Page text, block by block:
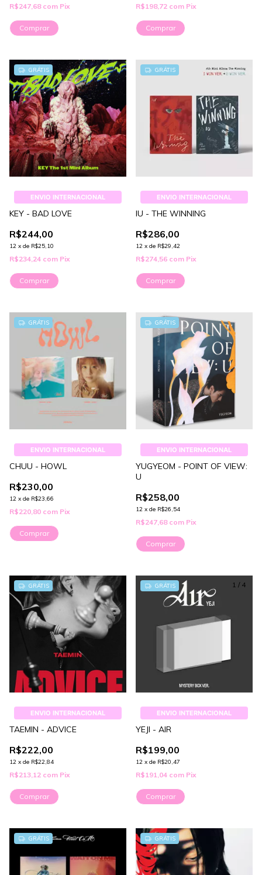
R$247,68 com Pix
Comprar
R$198,72 com Pix
Comprar
GRÁTIS
ENVIO INTERNACIONAL
KEY - BAD LOVE
R$244,00
12 x de R$25,10
R$234,24 com Pix
Comprar
GRÁTIS
ENVIO INTERNACIONAL
IU - THE WINNING
R$286,00
12 x de R$29,42
R$274,56 com Pix
Comprar
GRÁTIS
ENVIO INTERNACIONAL
CHUU - HOWL
R$230,00
12 x de R$23,66
R$220,80 com Pix
Comprar
GRÁTIS
ENVIO INTERNACIONAL
YUGYEOM - POINT OF VIEW:
U
R$258,00
12 x de R$26,54
R$247,68 com Pix
GRÁTIS
ENVIO INTERNACIONAL
TAEMIN - ADVICE
R$222,00
12 x de R$22,84
R$213,12 com Pix
Comprar
1 / 4
GRÁTIS
ENVIO INTERNACIONAL
YEJI - AIR
R$199,00
12 x de R$20,47
R$191,04 com Pix
Comprar
GRÁTIS GRÁTIS